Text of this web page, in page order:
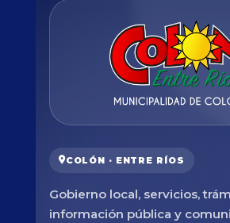
COLÓN · ENTRE RÍOS
Gobierno local, servicios,
información pública y